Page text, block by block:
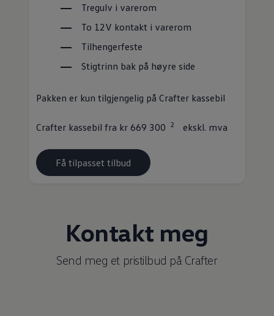
Tregulv i varerom
To 12V kontakt i varerom
Tilhengerfeste
Stigtrinn bak på høyre side
Pakken er kun tilgjengelig på Crafterkassebil
Crafterkassebil fra kr 669 300 2 ekskl. mva
Få tilpasset tilbud
Kontakt meg
Send meg et pristilbud på Crafter